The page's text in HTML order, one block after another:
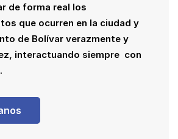
de forma real los
que ocurren en la ciudad y
de Bolívar verazmente y
interactuando siempre con